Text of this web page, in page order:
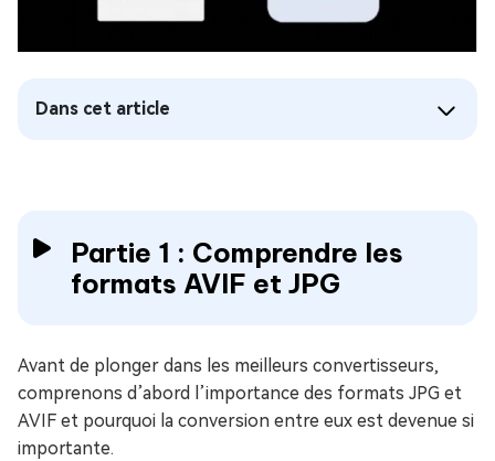
Dans cet article
Partie 1 : Comprendre les
formats AVIF et JPG
Avant de plonger dans les meilleurs convertisseurs,
comprenons d’abord l’importance des formats JPG et
AVIF et pourquoi la conversion entre eux est devenue si
importante.